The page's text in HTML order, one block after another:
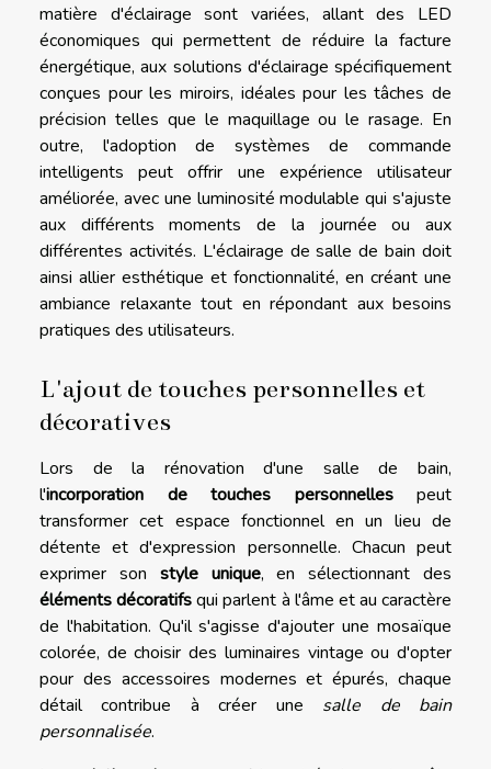
matière d'éclairage sont variées, allant des LED
économiques qui permettent de réduire la facture
énergétique, aux solutions d'éclairage spécifiquement
conçues pour les miroirs, idéales pour les tâches de
précision telles que le maquillage ou le rasage. En
outre, l'adoption de systèmes de commande
intelligents peut offrir une expérience utilisateur
améliorée, avec une luminosité modulable qui s'ajuste
aux différents moments de la journée ou aux
différentes activités. L'éclairage de salle de bain doit
ainsi allier esthétique et fonctionnalité, en créant une
ambiance relaxante tout en répondant aux besoins
pratiques des utilisateurs.
L'ajout de touches personnelles et
décoratives
Lors de la rénovation d'une salle de bain,
l'incorporation de touches personnellespeut
transformer cet espace fonctionnel en un lieu de
détente et d'expression personnelle. Chacun peut
exprimer son style unique, en sélectionnant des
éléments décoratifsqui parlent à l'âme et au caractère
de l'habitation. Qu'il s'agisse d'ajouter une mosaïque
colorée, de choisir des luminaires vintage ou d'opter
pour des accessoires modernes et épurés, chaque
détail contribue à créer une salle de bain
personnalisée.